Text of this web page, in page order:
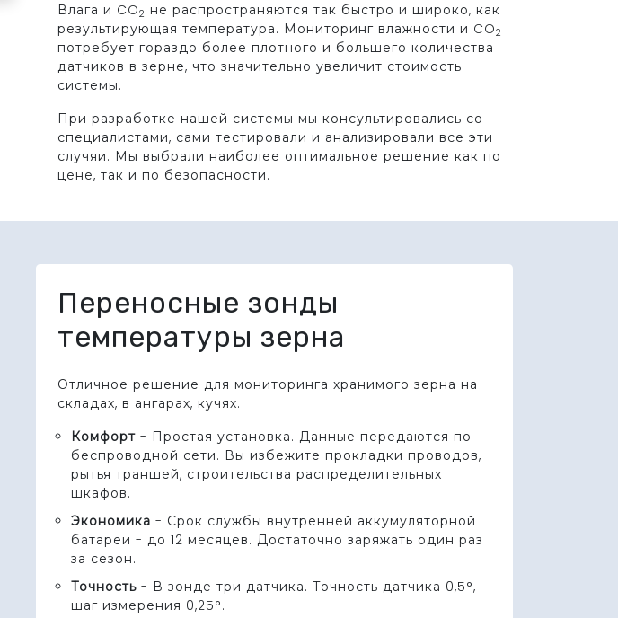
Влага и CO2 не распространяются так быстро и широко, как
результирующая температура. Мониторинг влажности и CO2
потребует гораздо более плотного и большего количества
датчиков в зерне, что значительно увеличит стоимость
системы.
При разработке нашей системы мы консультировались со
специалистами, сами тестировали и анализировали все эти
случяи. Мы выбрали наиболее оптимальное решение как по
цене, так и по безопасности.
Переносные зонды
температуры зерна
Отличное решение для мониторинга хранимого зерна на
складах, в ангарах, кучях.
Комфорт - Простая установка. Данные передаются по
беспроводной сети. Вы избежите прокладки проводов,
рытья траншей, строительства распределительных
шкафов.
Экономика - Срок службы внутренней аккумуляторной
батареи - до 12 месяцев. Достаточно заряжать один раз
за сезон.
Точность - В зонде три датчика. Точность датчика 0,5°,
шаг измерения 0,25°.